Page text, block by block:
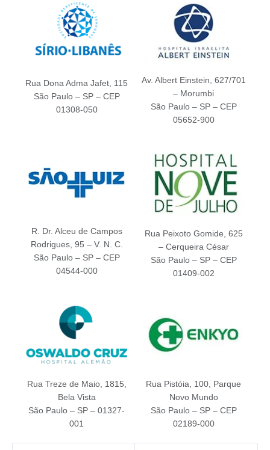
Rua Dona Adma Jafet, 115
São Paulo – SP – CEP
01308-050
Av. Albert Einstein, 627/701
– Morumbi
São Paulo – SP – CEP
05652-900
R. Dr. Alceu de Campos
Rodrigues, 95 – V. N. C.
São Paulo – SP – CEP
04544-000
Rua Peixoto Gomide, 625
– Cerqueira César
São Paulo – SP – CEP
01409-002
Rua Treze de Maio, 1815,
Bela Vista
São Paulo – SP – 01327-
001
Rua Pistóia, 100, Parque
Novo Mundo
São Paulo – SP – CEP
02189-000